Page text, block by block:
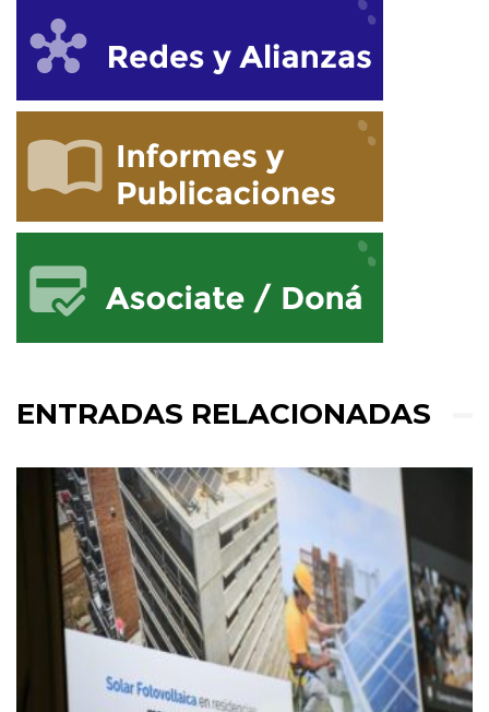
ENTRADAS RELACIONADAS